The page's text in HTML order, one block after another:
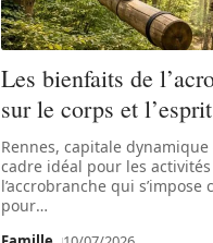
Les bienfaits de
sur le corps et l’esprit
Rennes, capitale
cadre idéal pour les
l’accrobranche qui
pour…